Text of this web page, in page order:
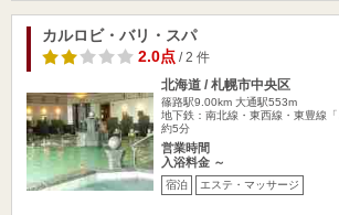
カルロビ・バリ・スパ
2.0点/ 2 件
北海道 / 札幌市中央区
篠路駅9.00km 大通駅553m
地下鉄：南北線・東西線・東豊線
約5分
営業時間
入浴料金 ～
宿泊 エステ・マッサージ